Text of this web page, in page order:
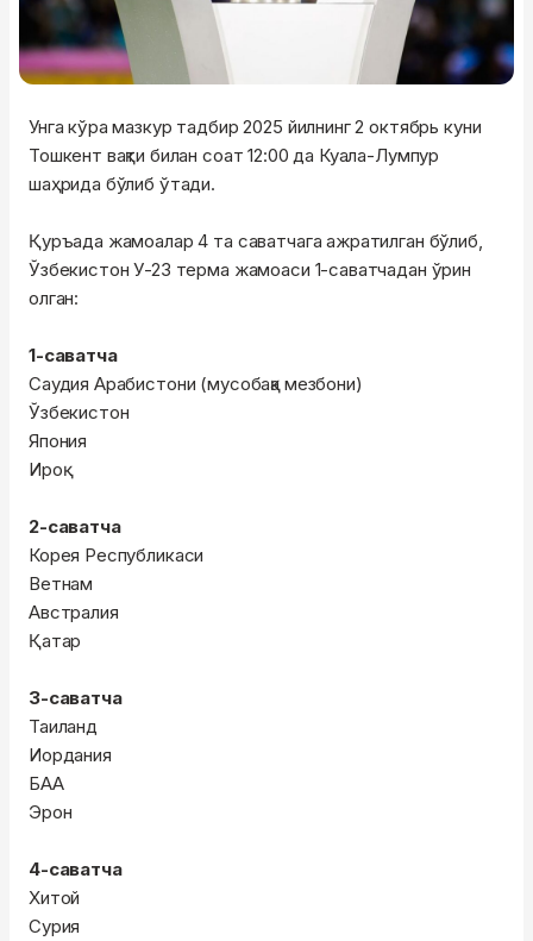
Унга кўра мазкур тадбир 2025 йилнинг 2 октябрь куни
Тошкент вақти билан соат 12:00 да Куала-Лумпур
шаҳрида бўлиб ўтади.
Қуръада жамоалар 4 та саватчага ажратилган бўлиб,
Ўзбекистон У-23 терма жамоаси 1-саватчадан ўрин
олган:
1-саватча
Саудия Арабистони (мусобақа мезбони)
Ўзбекистон
Япония
Ироқ
2-саватча
Корея Республикаси
Ветнам
Австралия
Қатар
3-саватча
Таиланд
Иордания
БАА
Эрон
4-саватча
Хитой
Сурия